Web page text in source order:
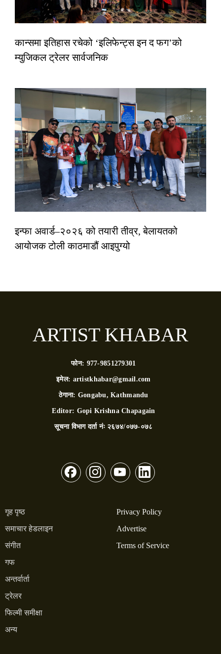
कान्समा इतिहास रचेको ‘इलिफेन्ट्स इन द फग’को
म्युजिकल ट्रेलर सार्वजनिक
इन्फा अवार्ड–२०२६ को तयारी तीव्र, बेलायतको
आयोजक टोली काठमाडौं आइपुग्यो
ARTIST KHABAR
फोन: 977-9851279301
इमेल: artistkhabar@gmail.com
ठेगाना: Gongabu, Kathmandu
Editor: Gopi Krishna Chapagain
सूचना विभाग दर्ता नंः २६७४/०७७-०७८
गृह पृष्ठ
समाचार हेडलाइन
संगीत
गफ
अन्तर्वार्ता
ट्रेलर
फिल्मी समीक्षा
अन्य
Privacy Policy
Advertise
Terms of Service